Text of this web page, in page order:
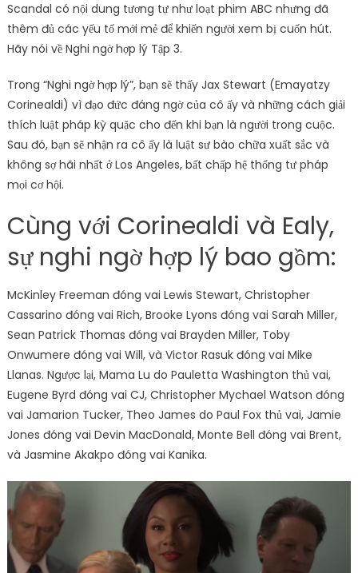
Scandal có nội dung tương tự như loạt phim ABC nhưng đã
thêm đủ các yếu tố mới mẻ để khiến người xem bị cuốn hút.
Hãy nói về Nghi ngờ hợp lý Tập 3.
Trong “Nghi ngờ hợp lý”, bạn sẽ thấy Jax Stewart (Emayatzy
Corinealdi) vì đạo đức đáng ngờ của cô ấy và những cách giải
thích luật pháp kỳ quặc cho đến khi bạn là người trong cuộc.
Sau đó, bạn sẽ nhận ra cô ấy là luật sư bào chữa xuất sắc và
không sợ hãi nhất ở Los Angeles, bất chấp hệ thống tư pháp
mọi cơ hội.
Cùng với Corinealdi và Ealy,
sự nghi ngờ hợp lý bao gồm:
McKinley Freeman đóng vai Lewis Stewart, Christopher
Cassarino đóng vai Rich, Brooke Lyons đóng vai Sarah Miller,
Sean Patrick Thomas đóng vai Brayden Miller, Toby
Onwumere đóng vai Will, và Victor Rasuk đóng vai Mike
Llanas. Ngược lại, Mama Lu do Pauletta Washington thủ vai,
Eugene Byrd đóng vai CJ, Christopher Mychael Watson đóng
vai Jamarion Tucker, Theo James do Paul Fox thủ vai, Jamie
Jones đóng vai Devin MacDonald, Monte Bell đóng vai Brent,
và Jasmine Akakpo đóng vai Kanika.